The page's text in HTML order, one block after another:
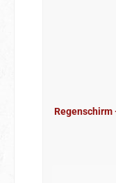
Regenschirm